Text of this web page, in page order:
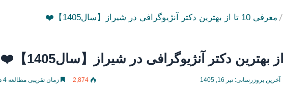
/ معرفی 10 تا از بهترین دکتر آنژیوگرافی در شیراز【سال1405】❤️
آخرین بروزرسانی: تیر 16, 1405 2,874 زمان تقریبی مطالعه 4 دقیقه